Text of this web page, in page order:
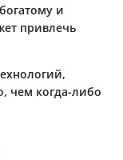
и
привлечь
чем когда-либо